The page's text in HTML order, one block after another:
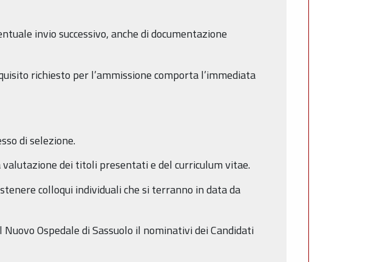
invio successivo, anche di documentazione
richiesto per l’ammissione comporta l’immediata
di selezione.
dei titoli presentati e del curriculum vitae.
colloqui individuali che si terranno in data da
Ospedale di Sassuolo il nominativi dei Candidati